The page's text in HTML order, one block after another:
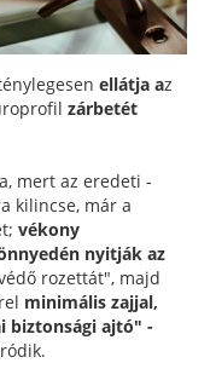
ellátja az
zárbetét
mert az eredeti -
kilincse, már a
vékony
nyitják az
rozettát", majd
minimális zajjal,
biztonsági ajtó" -